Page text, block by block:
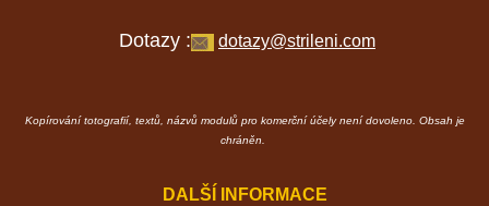
Dotazy : dotazy@strileni.com
Kopírování totografií, textů, názvů modulů pro komerční účely není dovoleno. Obsah je
chráněn.
DALŠÍ INFORMACE